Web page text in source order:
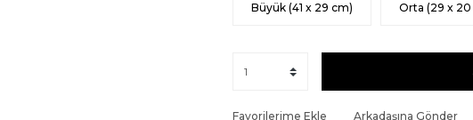
Büyük (41 x 29 cm) Orta (29 x 20
Favorilerime Ekle Arkadaşına Gönder